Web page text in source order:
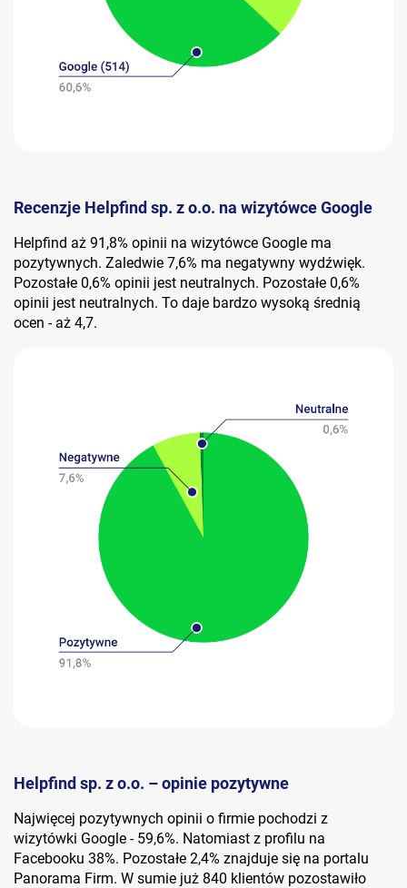
Recenzje Helpfind sp. z o.o. na wizytówce Google
Helpfind aż 91,8% opinii na wizytówce Google ma
pozytywnych. Zaledwie 7,6% ma negatywny wydźwięk.
Pozostałe 0,6% opinii jest neutralnych. Pozostałe 0,6%
opinii jest neutralnych. To daje bardzo wysoką średnią
ocen - aż 4,7.
Helpfind sp. z o.o. – opinie pozytywne
Najwięcej pozytywnych opinii o firmie pochodzi z
wizytówki Google - 59,6%. Natomiast z profilu na
Facebooku 38%. Pozostałe 2,4% znajduje się na portalu
Panorama Firm. W sumie już 840 klientów pozostawiło